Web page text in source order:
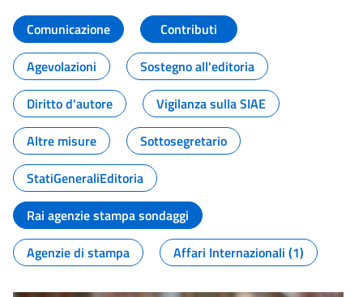
Tutti i contenuti della pagina
Comunicazione
Contributi
Agevolazioni
Sostegno all'editoria
Diritto d'autore
Vigilanza sulla SIAE
Altre misure
Sottosegretario
StatiGeneraliEditoria
Rai agenzie stampa sondaggi
Agenzie di stampa
Affari Internazionali (1)